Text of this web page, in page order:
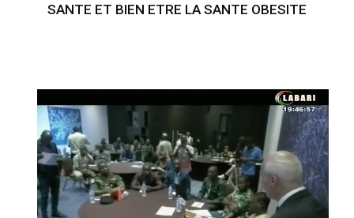
SANTE ET BIEN ETRE LA SANTE OBESITE